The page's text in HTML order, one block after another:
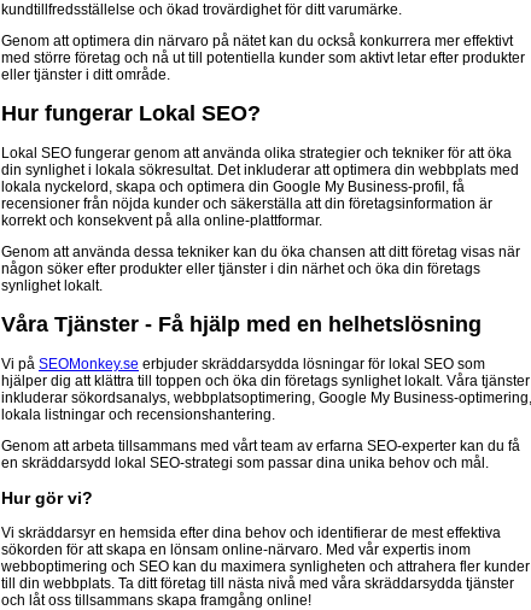
kundtillfredsställelse och ökad trovärdighet för ditt varumärke.
Genom att optimera din närvaro på nätet kan du också konkurrera mer effektivt
med större företag och nå ut till potentiella kunder som aktivt letar efter produkter
eller tjänster i ditt område.
Hur fungerar Lokal SEO?
Lokal SEO fungerar genom att använda olika strategier och tekniker för att öka
din synlighet i lokala sökresultat. Det inkluderar att optimera din webbplats med
lokala nyckelord, skapa och optimera din Google My Business-profil, få
recensioner från nöjda kunder och säkerställa att din företagsinformation är
korrekt och konsekvent på alla online-plattformar.
Genom att använda dessa tekniker kan du öka chansen att ditt företag visas när
någon söker efter produkter eller tjänster i din närhet och öka din företags
synlighet lokalt.
Våra Tjänster - Få hjälp med en helhetslösning
Vi på SEOMonkey.se erbjuder skräddarsydda lösningar för lokal SEO som
hjälper dig att klättra till toppen och öka din företags synlighet lokalt. Våra tjänster
inkluderar sökordsanalys, webbplatsoptimering, Google My Business-optimering,
lokala listningar och recensionshantering.
Genom att arbeta tillsammans med vårt team av erfarna SEO-experter kan du få
en skräddarsydd lokal SEO-strategi som passar dina unika behov och mål.
Hur gör vi?
Vi skräddarsyr en hemsida efter dina behov och identifierar de mest effektiva
sökorden för att skapa en lönsam online-närvaro. Med vår expertis inom
webboptimering och SEO kan du maximera synligheten och attrahera fler kunder
till din webbplats. Ta ditt företag till nästa nivå med våra skräddarsydda tjänster
och låt oss tillsammans skapa framgång online!